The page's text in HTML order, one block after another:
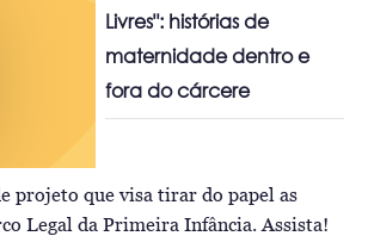
Livres": histórias de
maternidade dentro e
fora do cárcere
projeto que visa tirar do papel as
Legal da Primeira Infância. Assista!